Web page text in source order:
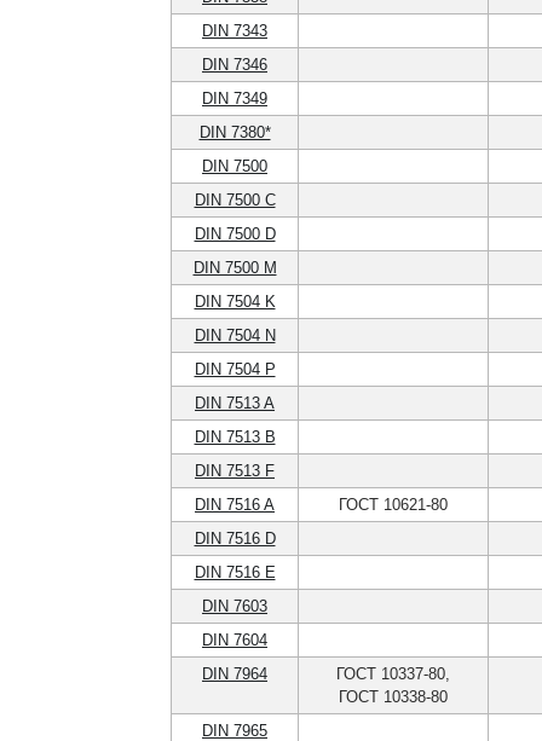
DIN 7343
DIN 7346
DIN 7349
DIN 7380*
DIN 7500
DIN 7500 C
DIN 7500 D
DIN 7500 M
DIN 7504 K
DIN 7504 N
DIN 7504 P
DIN 7513 A
DIN 7513 B
DIN 7513 F
DIN 7516 A
ГОСТ 10621-80
DIN 7516 D
DIN 7516 E
DIN 7603
DIN 7604
DIN 7964
ГОСТ 10337-80,
ГОСТ 10338-80
DIN 7965